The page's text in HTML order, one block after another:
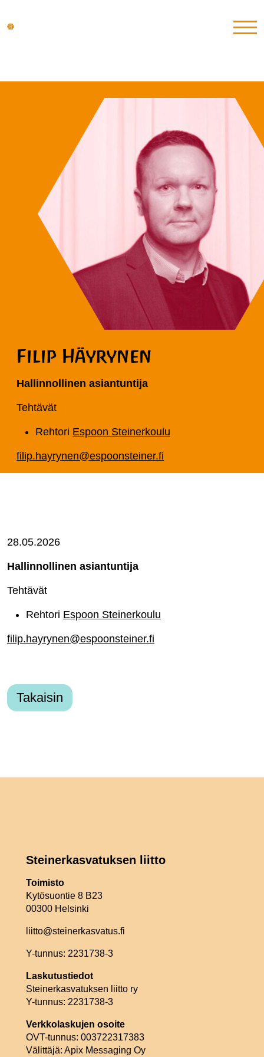
Filip Häyrynen
Hallinnollinen asiantuntija
Tehtävät
Rehtori Espoon Steinerkoulu
filip.hayrynen@espoonsteiner.fi
28.05.2026
Hallinnollinen asiantuntija
Tehtävät
Rehtori Espoon Steinerkoulu
filip.hayrynen@espoonsteiner.fi
Takaisin
Steinerkasvatuksen liitto
Toimisto
Kytösuontie 8 B23
00300 Helsinki
liitto@steinerkasvatus.fi
Y-tunnus: 2231738-3
Laskutustiedot
Steinerkasvatuksen liitto ry
Y-tunnus: 2231738-3
Verkkolaskujen osoite
OVT-tunnus: 003722317383
Välittäjä: Apix Messaging Oy